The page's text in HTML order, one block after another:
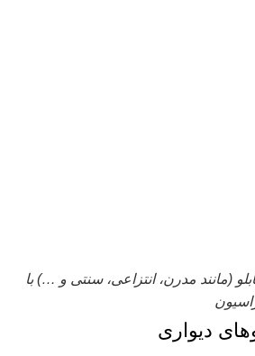
(مانند مدرن، انتزاعی، سنتی و …) با
دیواری